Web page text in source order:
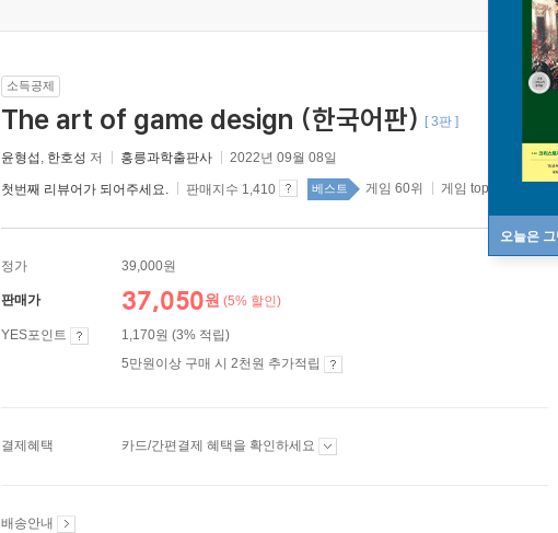
오늘은
소득공제
The art of game design (한국어판) [ 3판 ]
윤형섭 , 한호성 저 홍릉과학출판사 2022년 09월 08일
첫번째 리뷰어가 되어주세요. 판매지수 1,410 베스트 게임 60위 게임 top20 7주
정가 39,000원
판매가 37,050원 (5% 할인)
YES포인트
1,170원 (3% 적립)
5만원이상 구매 시 2천원 추가적립
결제혜택 카드/간편결제 혜택을 확인하세요
배송안내